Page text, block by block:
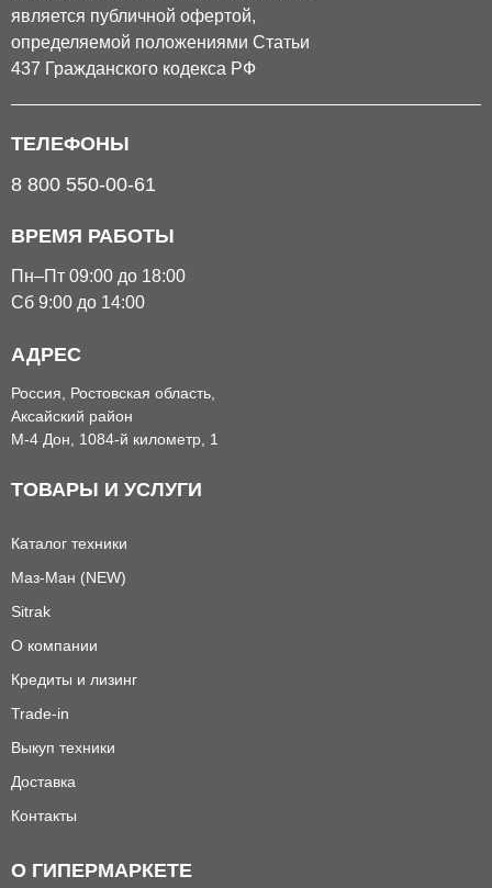
является публичной офертой,
определяемой положениями Статьи
437 Гражданского кодекса РФ
ТЕЛЕФОНЫ
8 800 550-00-61
ВРЕМЯ РАБОТЫ
Пн–Пт 09:00 до 18:00
Сб 9:00 до 14:00
АДРЕС
Россия, Ростовская область,
Аксайский район
М-4 Дон, 1084-й километр, 1
ТОВАРЫ И УСЛУГИ
Каталог техники
Маз-Ман (NEW)
Sitrak
О компании
Кредиты и лизинг
Trade-in
Выкуп техники
Доставка
Контакты
О ГИПЕРМАРКЕТЕ